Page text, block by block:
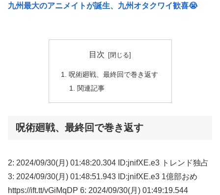
九州最大のアニメイトが誕生、九州オタクワイ歓喜😭
目次
呪術廻戦、最終回で巻き返す
関連記事
呪術廻戦、最終回で巻き返す
2: 2024/09/30(月) 01:48:20.304 ID:jnifXE.e3 トレンド独占
3: 2024/09/30(月) 01:48:51.943 ID:jnifXE.e3 1億部おめ
https://ift.tt/vGiMqDP 6: 2024/09/30(月) 01:49:19.544